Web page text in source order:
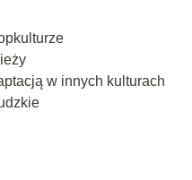
w innych kulturach